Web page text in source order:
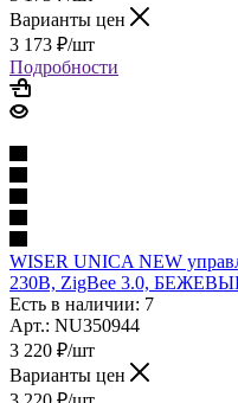
Варианты цен
3 173 ₽/шт
Подробности
WISER UNICA NEW
230В, ZigBee 3.0,
Есть в наличии: 7
Арт.: NU350944
3 220 ₽/шт
Варианты цен